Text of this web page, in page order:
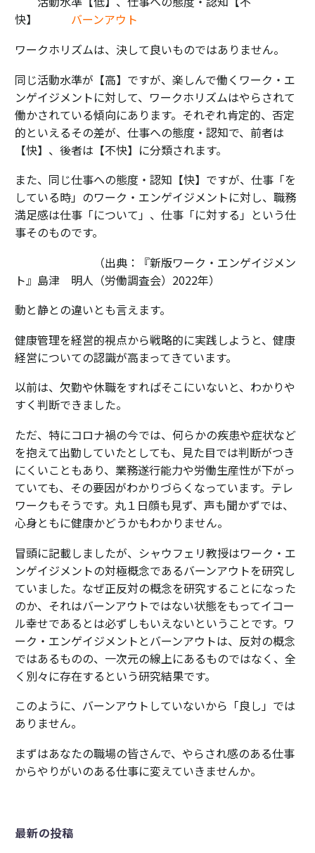
快】 バーンアウト
ワークホリズムは、決して良いものではありません。
同じ活動水準が【高】ですが、楽しんで働くワーク・エ
ンゲイジメントに対して、ワークホリズムはやらされて
働かされている傾向にあります。それぞれ肯定的、否定
的といえるその差が、仕事への態度・認知で、前者は
【快】、後者は【不快】に分類されます。
また、同じ仕事への態度・認知【快】ですが、仕事「を
している時」のワーク・エンゲイジメントに対し、職務
満足感は仕事「について」、仕事「に対する」という仕
事そのものです。
（出典：『新版ワーク・エンゲイジメン
ト』島津 明人（労働調査会）2022年）
動と静との違いとも言えます。
健康管理を経営的視点から戦略的に実践しようと、健康
経営についての認識が高まってきています。
以前は、欠勤や休職をすればそこにいないと、わかりや
すく判断できました。
ただ、特にコロナ禍の今では、何らかの疾患や症状など
を抱えて出勤していたとしても、見た目では判断がつき
にくいこともあり、業務遂行能力や労働生産性が下がっ
ていても、その要因がわかりづらくなっています。テレ
ワークもそうです。丸１日顔も見ず、声も聞かずでは、
心身ともに健康かどうかもわかりません。
冒頭に記載しましたが、シャウフェリ教授はワーク・エ
ンゲイジメントの対極概念であるバーンアウトを研究し
ていました。なぜ正反対の概念を研究することになった
のか、それはバーンアウトではない状態をもってイコー
ル幸せであるとは必ずしもいえないということです。ワ
ーク・エンゲイジメントとバーンアウトは、反対の概念
ではあるものの、一次元の線上にあるものではなく、全
く別々に存在するという研究結果です。
このように、バーンアウトしていないから「良し」では
ありません。
まずはあなたの職場の皆さんで、やらされ感のある仕事
からやりがいのある仕事に変えていきませんか。
最新の投稿